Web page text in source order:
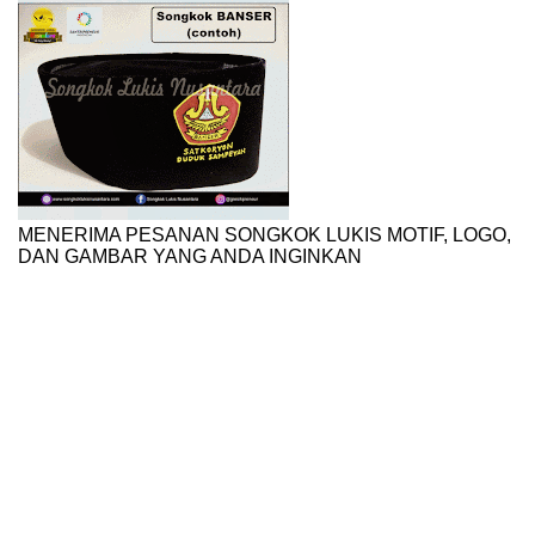
MENERIMA PESANAN SONGKOK LUKIS MOTIF, LOGO,
DAN GAMBAR YANG ANDA INGINKAN